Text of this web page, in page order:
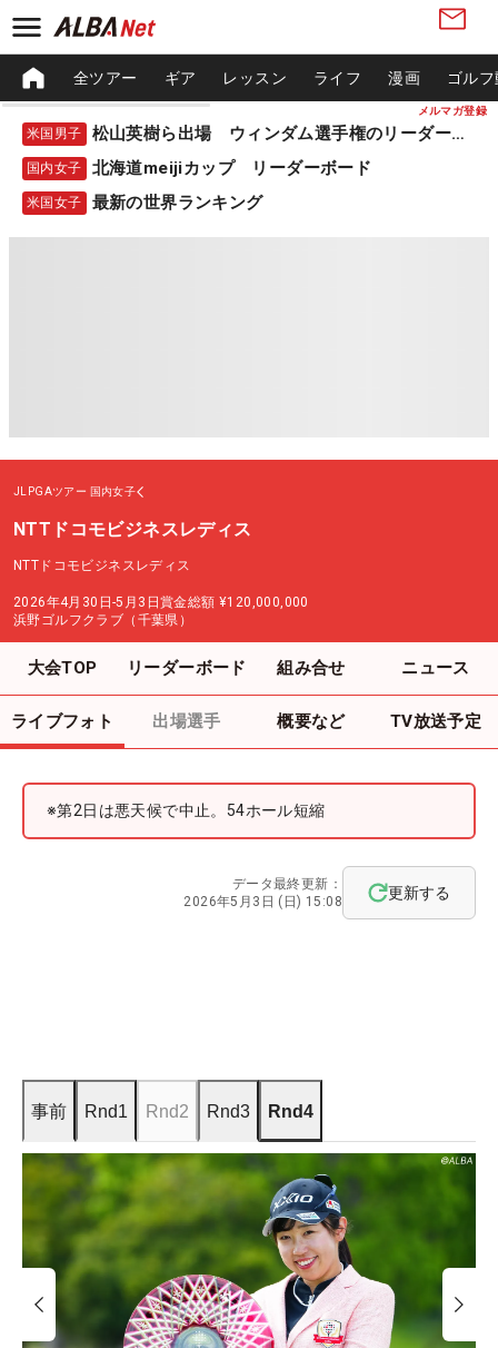
メルマガ登録
全ツアー ギア レッスン ライフ 漫画 ゴル
米国男子 松山英樹ら出場 ウィンダム選手権のリーダーボード
国内女子 北海道meijiカップ リーダーボード
米国女子 最新の世界ランキング
JLPGAツアー 国内女子
NTTドコモビジネスレディス
NTTドコモビジネスレディス
2026年4月30日-5月3日賞金総額 ¥120,000,000
浜野ゴルフクラブ（千葉県）
大会TOP リーダーボード 組み合せ ニュース
ライブフォト 出場選手 概要など TV放送予定
※第2日は悪天候で中止。54ホール短縮
データ最終更新：
2026年5月3日 (日) 15:08
更新する
事前 Rnd1 Rnd2 Rnd3 Rnd4